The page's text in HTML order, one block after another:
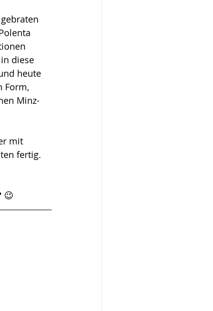
diese
heute
Form,
Minz-
mit
fertig.
😉